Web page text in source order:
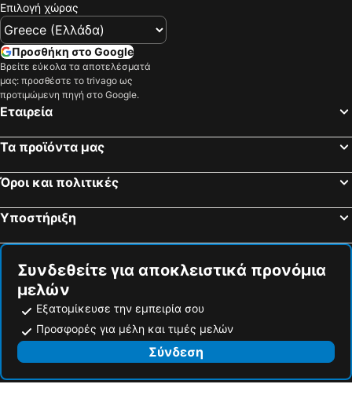
Επιλογή χώρας
Προσθήκη στο Google
Βρείτε εύκολα τα αποτελέσματά
μας: προσθέστε το trivago ως
προτιμώμενη πηγή στο Google.
Εταιρεία
Τα προϊόντα μας
Όροι και πολιτικές
Υποστήριξη
Συνδεθείτε για αποκλειστικά προνόμια
μελών
Εξατομίκευσε την εμπειρία σου
Προσφορές για μέλη και τιμές μελών
Σύνδεση